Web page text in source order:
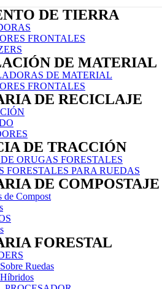
DE TIERRA
FRONTALES
DE MATERIAL
DE MATERIAL
FRONTALES
DE RECICLAJE
DE TRACCIÓN
ORUGAS FORESTALES
FORESTALES PARA RUEDAS
DE COMPOSTAJE
de Compost
FORESTAL
Ruedas